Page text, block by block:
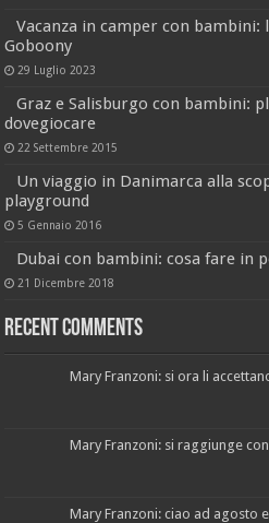
Vacanza in camper con bambini:
Goboony
29 Luglio 2023
Graz e Salisburgo con bambini:
dovegiocare
22 Settembre 2015
Un viaggio in Danimarca alla
playground
5 Gennaio 2016
Dubai con bambini: cosa fare in
21 Dicembre 2018
Recent Comments
Mary Franzoni: si ora li
Mary Franzoni: si raggiunge
Mary Franzoni: ciao ad agosto